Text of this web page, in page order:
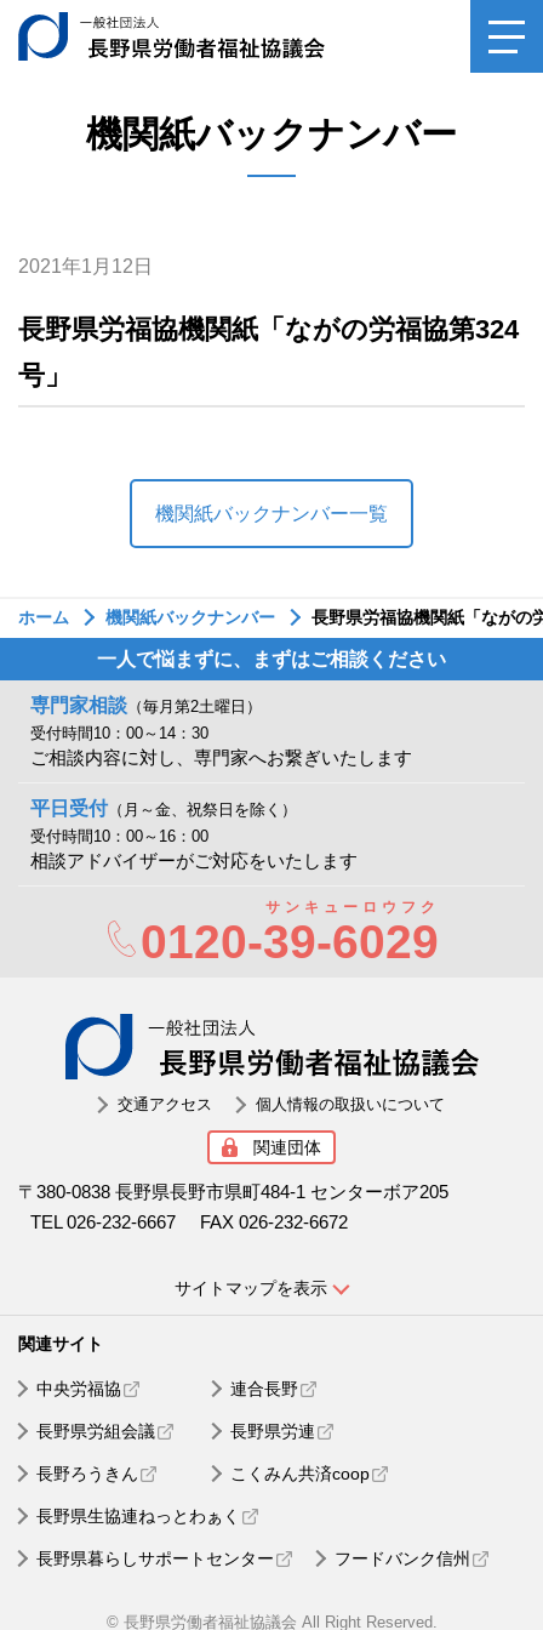
一般社団法人長野
機関紙バックナンバー
2021年1月12日
長野県労福協機関紙「ながの労福協第324
号」
機関紙バックナンバー一覧
ホーム 機関紙バックナンバー 長野県労福協機関紙「ながの
一人で悩まずに、まずはご相談ください
専門家相談 （毎月第2土曜日）
受付時間10：00～14：30
ご相談内容に対し、専門家へお繋ぎいたします
平日受付（月～金、祝祭日を除く）
受付時間10：00～16：00
相談アドバイザーがご対応をいたします
0120-39-6029
サンキューロウフク
交通アクセス 個人情報の取扱いについて
関連団体
〒380-0838 長野県長野市県町484-1 センターボア205
TEL 026-232-6667
FAX 026-232-6672
サイトマップを表示
中央労福協 連合長野
長野県労組会議 長野県労連
長野ろうきん こくみん共済coop
長野県生協連ねっとわぁく
長野県暮らしサポートセンター フードバンク信州
© 長野県労働者福祉協議会 All Right Reserved.